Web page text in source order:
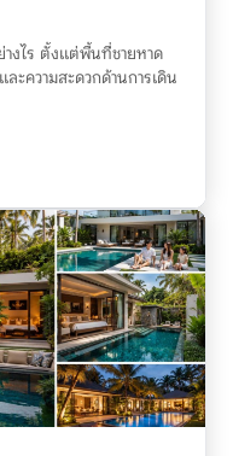
างไร ตั้งแต่พื้นที่ชายหาด
ะความสะดวกด้านการเดิน